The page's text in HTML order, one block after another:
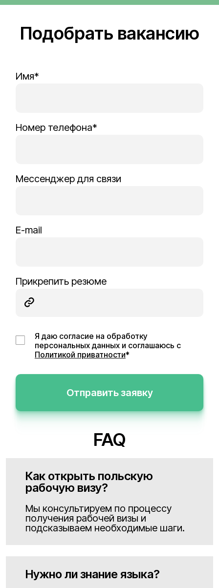
Подобрать вакансию
Имя*
Номер телефона*
Мессенджер для связи
E-mail
Прикрепить резюме
Я даю согласие на обработку
персональных данных и соглашаюсь с
Политикой приватности*
Отправить заявку
FAQ
Как открыть польскую
рабочую визу?
Мы консультируем по процессу
получения рабочей визы и
подсказываем необходимые шаги.
Нужно ли знание языка?